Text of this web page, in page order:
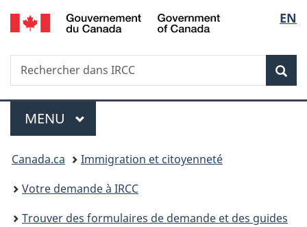
Passer
au
Passer
à
du
Passer
à
simplifiée
de
la
EN
Recherche
Rechercher
dans
Menu
MENU PRINCIPAL
Vous
êtes
ici :
Canada.ca
Immigration et citoyenneté
Votre demande à IRCC
Trouver des formulaires de demande et des guides